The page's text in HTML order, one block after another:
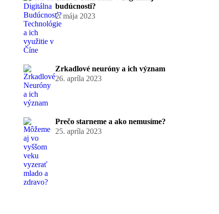
budúcnosti?
2. mája 2023
Zrkadlové neuróny a ich význam
26. apríla 2023
Prečo starneme a ako nemusíme?
25. apríla 2023